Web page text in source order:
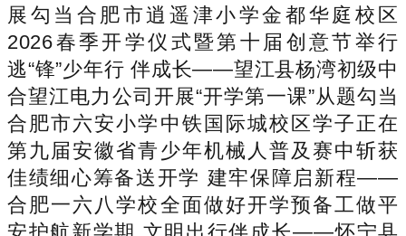
展勾当合肥市逍遥津小学金都华庭校区
2026春季开学仪式暨第十届创意节举行
逃“锋”少年行 伴成长——望江县杨湾初级中
合望江电力公司开展“开学第一课”从题勾当
合肥市六安小学中铁国际城校区学子正在
第九届安徽省青少年机械人普及赛中斩获
佳绩细心筹备送开学 建牢保障启新程——
合肥一六八学校全面做好开学预备工做平